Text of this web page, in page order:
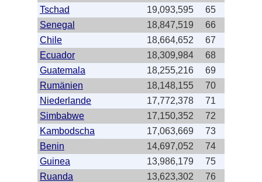
Tschad
19,093,595
65
Senegal
18,847,519
66
Chile
18,664,652
67
Ecuador
18,309,984
68
Guatemala
18,255,216
69
Rumänien
18,148,155
70
Niederlande
17,772,378
71
Simbabwe
17,150,352
72
Kambodscha
17,063,669
73
Benin
14,697,052
74
Guinea
13,986,179
75
Ruanda
13,623,302
76